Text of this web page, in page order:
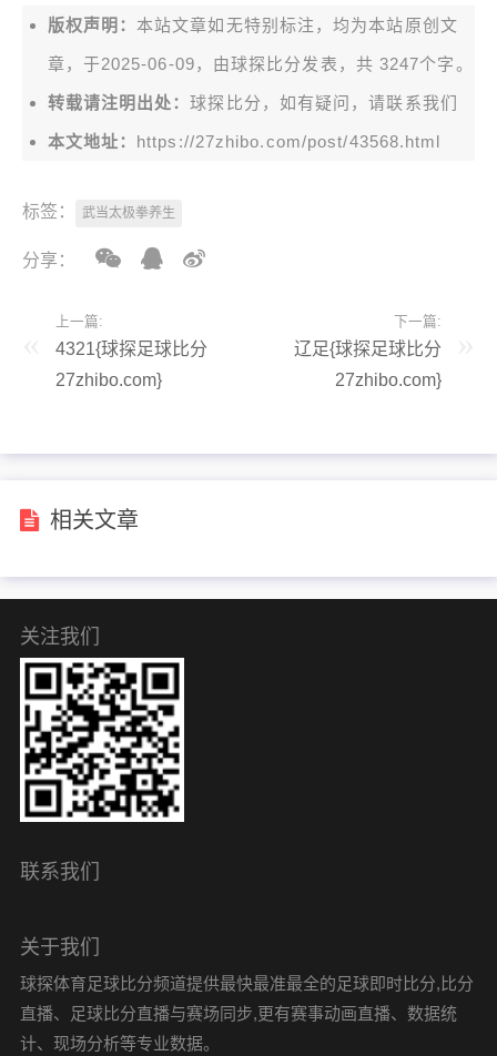
版权声明： 本站文章如无特别标注，均为本站原创文
章，于2025-06-09，由球探比分 发表，共 3247个字。
转载请注明出处：球探比分，如有疑问，请联系我们
本文地址： https://27zhibo.com/post/43568.html
标签： 武当太极拳养生
分享：
上一篇:
4321{球探足球比分
27zhibo.com}
下一篇:
辽足{球探足球比分
27zhibo.com}
相关文章
关注我们
联系我们
关于我们
球探体育足球比分频道提供最快最准最全的足球即时比分,比分
直播、足球比分直播与赛场同步,更有赛事动画直播、数据统
计、现场分析等专业数据。